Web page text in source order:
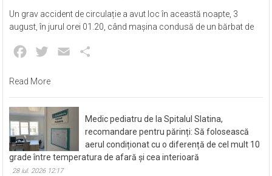
Un grav accident de circulație a avut loc în această noapte, 3
august, în jurul orei 01.20, când mașina condusă de un bărbat de
Facebook
Twitter Email
Read More
Medic pediatru de la Spitalul Slatina,
recomandare pentru părinți: Să folosească
aerul condiționat cu o diferență de cel mult 10
grade între temperatura de afară și cea interioară
28 iul. 2026 12:17